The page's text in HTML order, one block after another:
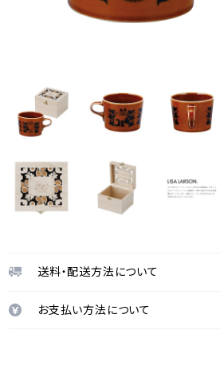
送料・配送方法について
お支払い方法について